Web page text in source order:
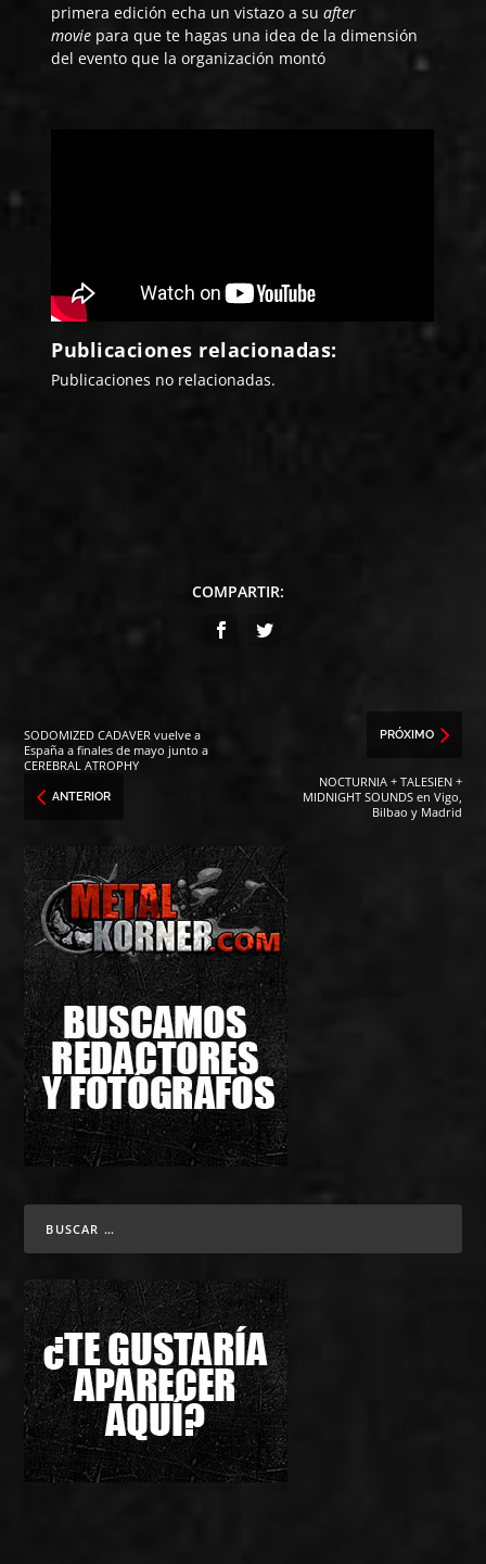
primera edición echa un vistazo a suafter
movie para que te hagas una idea de la dimensión
del evento que la organización montó
Publicaciones relacionadas:
Publicaciones no relacionadas.
COMPARTIR:
SODOMIZED CADAVER vuelve a
España a finales de mayo junto a
CEREBRAL ATROPHY
ANTERIOR
PRÓXIMO
NOCTURNIA + TALESIEN +
MIDNIGHT SOUNDS en Vigo,
Bilbao y Madrid